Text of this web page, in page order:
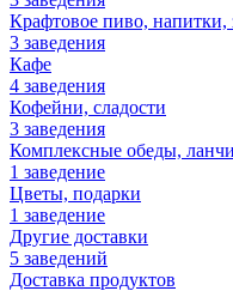
Крафтовое пиво, напитки,
3 заведения
Кафе
4 заведения
Кофейни, сладости
3 заведения
Комплексные обеды, ланчи
1 заведение
Цветы, подарки
1 заведение
Другие доставки
5 заведений
Доставка продуктов